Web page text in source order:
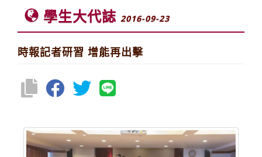
學生大代誌 2016-09-23
時報記者研習 增能再出擊